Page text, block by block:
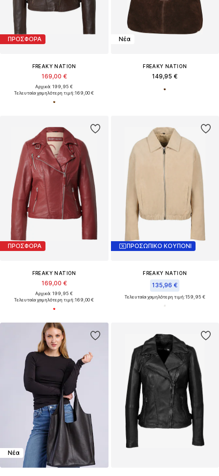
ΠΡΟΣΦΟΡΑ
FREAKY NATION
169,00 €
Αρχικά: 199,95 €
Τελευταία χαμηλότερη τιμή:169,00 €
Νέα
FREAKY NATION
149,95 €
ΠΡΟΣΦΟΡΑ
FREAKY NATION
169,00 €
Αρχικά: 199,95 €
Τελευταία χαμηλότερη τιμή:169,00 €
ΠΡΟΣΩΠΙΚΟ ΚΟΥΠΟΝΙ
FREAKY NATION
135,96 €
Τελευταία χαμηλότερη τιμή:159,95 €
Νέα